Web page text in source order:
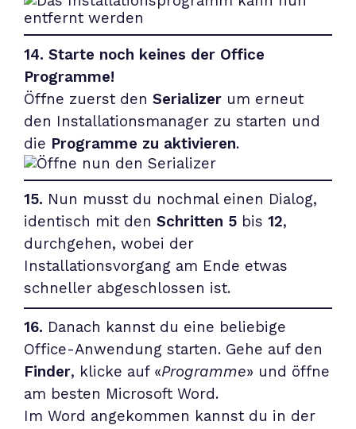
14. Starte noch keines der Office
Programme!
Öffne zuerst den Serializer um erneut
den Installationsmanager zu starten und
die Programme zu aktivieren.
15. Nun musst du nochmal einen Dialog,
identisch mit den Schritten 5 bis 12,
durchgehen, wobei der
Installationsvorgang am Ende etwas
schneller abgeschlossen ist.
16. Danach kannst du eine beliebige
Office-Anwendung starten. Gehe auf den
Finder, klicke auf «Programme» und öffne
am besten Microsoft Word.
Im Word angekommen kannst du in der